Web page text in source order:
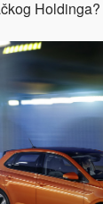
Holdinga?